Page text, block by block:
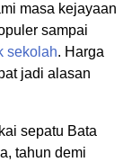
masa kejayaan
sampai
sekolah. Harga
jadi alasan
sepatu Bata
tahun demi